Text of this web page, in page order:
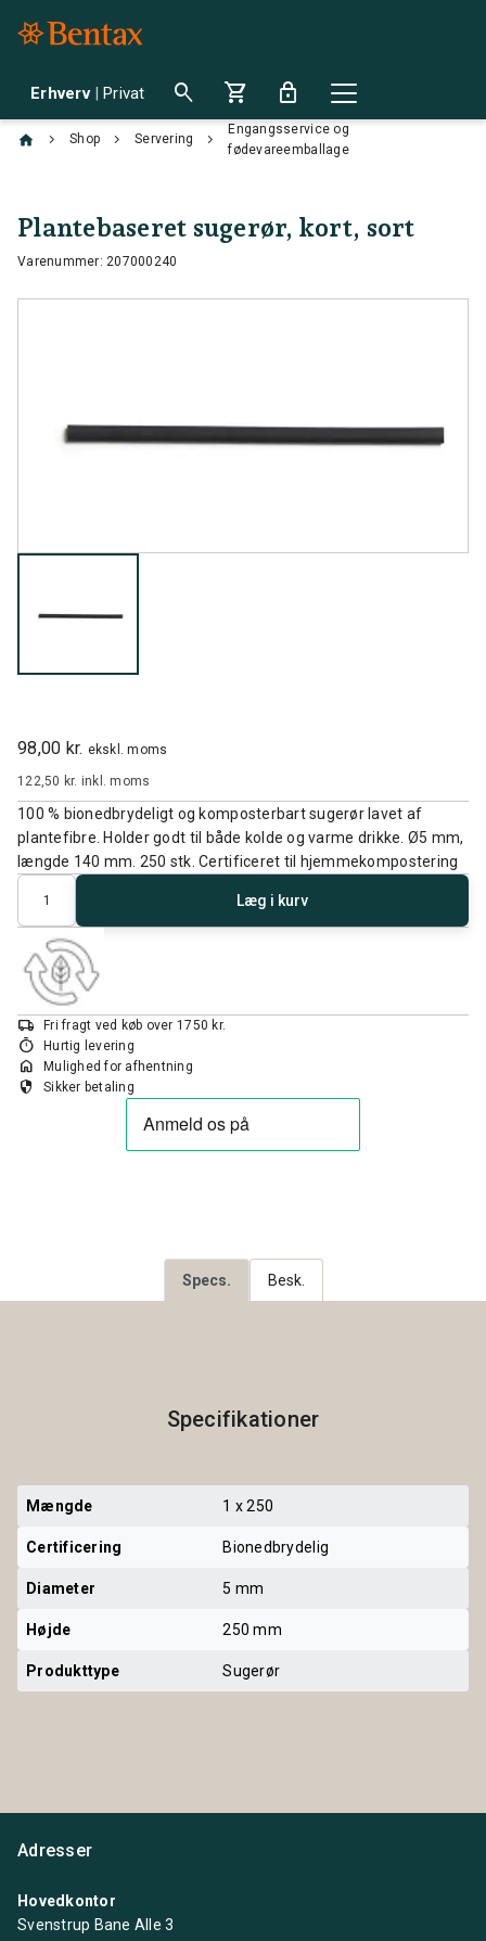
Erhverv | Privat search shopping_cart lock
chevron_right Shop chevron_right Servering chevron_right
Engangsservice og
fødevareemballage
Plantebaseret sugerør, kort, sort
Varenummer: 207000240
98,00 kr. ekskl. moms
122,50 kr. inkl. moms
100 % bionedbrydeligt og komposterbart sugerør lavet af
plantefibre. Holder godt til både kolde og varme drikke. Ø5 mm,
længde 140 mm. 250 stk. Certificeret til hjemmekompostering
Antal
Læg i kurv
local_shipping Fri fragt ved køb over 1750 kr.
timer Hurtig levering
home Mulighed for afhentning
security Sikker betaling
Specs. Besk.
Specifikationer
Mængde 1 x 250
Certificering Bionedbrydelig
Diameter 5 mm
Højde 250 mm
Produkttype Sugerør
Adresser
Hovedkontor
Svenstrup Bane Alle 3